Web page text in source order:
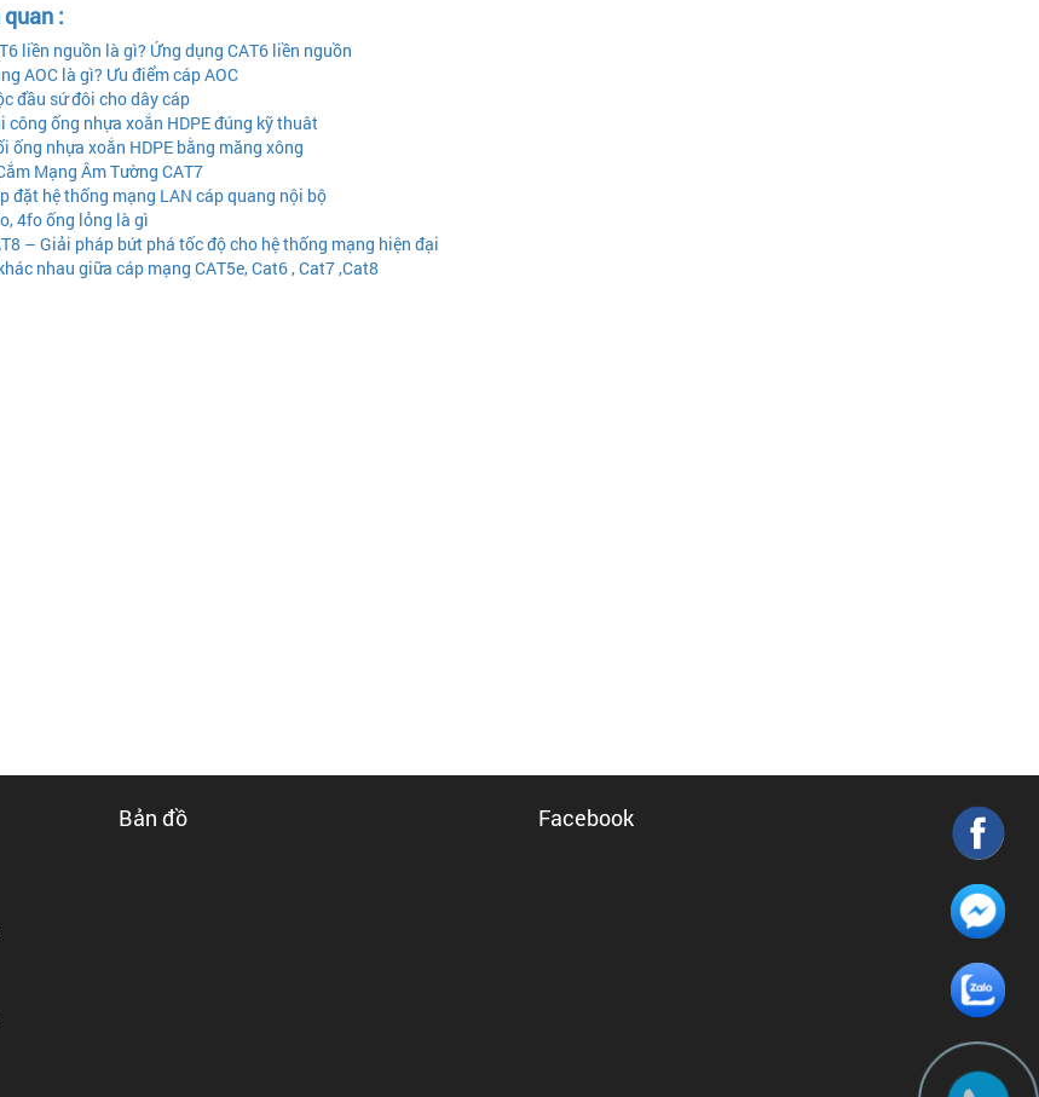
:
liền nguồn là gì? Ứng dụng CAT6 liền nguồn
AOC là gì? Ưu điểm cáp AOC
đầu sứ đôi cho dây cáp
ống nhựa xoắn HDPE đúng kỹ thuât
ống nhựa xoắn HDPE bằng măng xông
Mạng Âm Tường CAT7
đặt hệ thống mạng LAN cáp quang nội bộ
4fo ống lỏng là gì
– Giải pháp bứt phá tốc độ cho hệ thống mạng hiện đại
nhau giữa cáp mạng CAT5e, Cat6 , Cat7 ,Cat8
Bản đồ Facebook